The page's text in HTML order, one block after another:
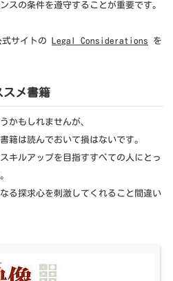
スの条件を遵守することが重要です。
式サイトの Legal Considerations を
スメ書籍
かもしれませんが、
籍は読んでおいて損はないです。
キルアップを目指すすべての人にとっ
る探求心を刺激してくれること間違い